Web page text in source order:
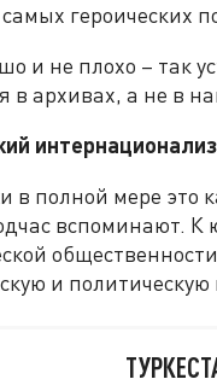
героических
и не плохо – так
в архивах, а не в
в полной мере это
вспоминают.
и политическую